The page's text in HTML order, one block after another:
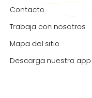
Contacto
Trabaja con nosotros
Mapa del sitio
Descarga nuestra app